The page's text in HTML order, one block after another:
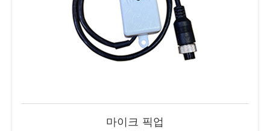
마이크 픽업